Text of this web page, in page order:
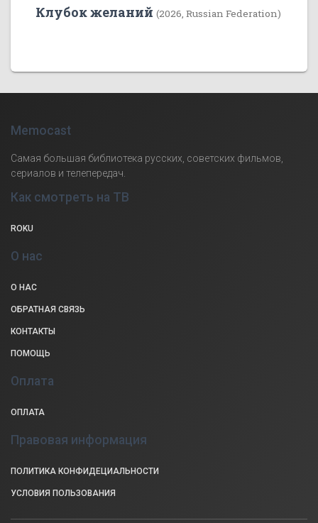
Клубок желаний (2026, Russian Federation)
Memocast
Самая большая библиотека русских, советских фильмов,
сериалов и телепередач.
Как смотреть на ТВ
ROKU
О нас
О НАС
ОБРАТНАЯ СВЯЗЬ
КОНТАКТЫ
ПОМОЩЬ
Оплата
ОПЛАТА
Правовая информация
ПОЛИТИКА КОНФИДЕЦИАЛЬНОСТИ
УСЛОВИЯ ПОЛЬЗОВАНИЯ